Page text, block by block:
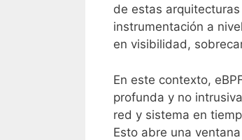
de estas
instrumentación a
en visibilidad,
En este contexto,
profunda y no
red y sistema en
Esto abre una